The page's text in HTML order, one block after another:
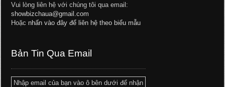
Vui lòng liên hệ với chúng tôi qua email:
showbizchaua@gmail.com
Hoặc nhấn vào đây để liên hệ theo biểu mẫu
Bản Tin Qua Email
Nhập email của bạn vào ô bên dưới để nhận